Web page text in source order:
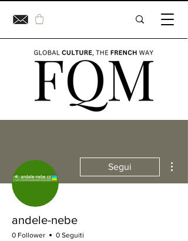
Segui
andele-nebe
0 Follower 0 Seguiti